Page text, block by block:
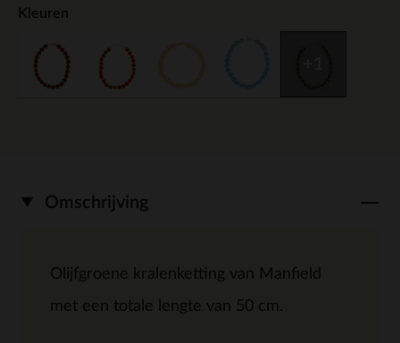
Kleuren
Omschrijving
Olijfgroene kralenketting van Manfield
met een totale lengte van 50 cm.